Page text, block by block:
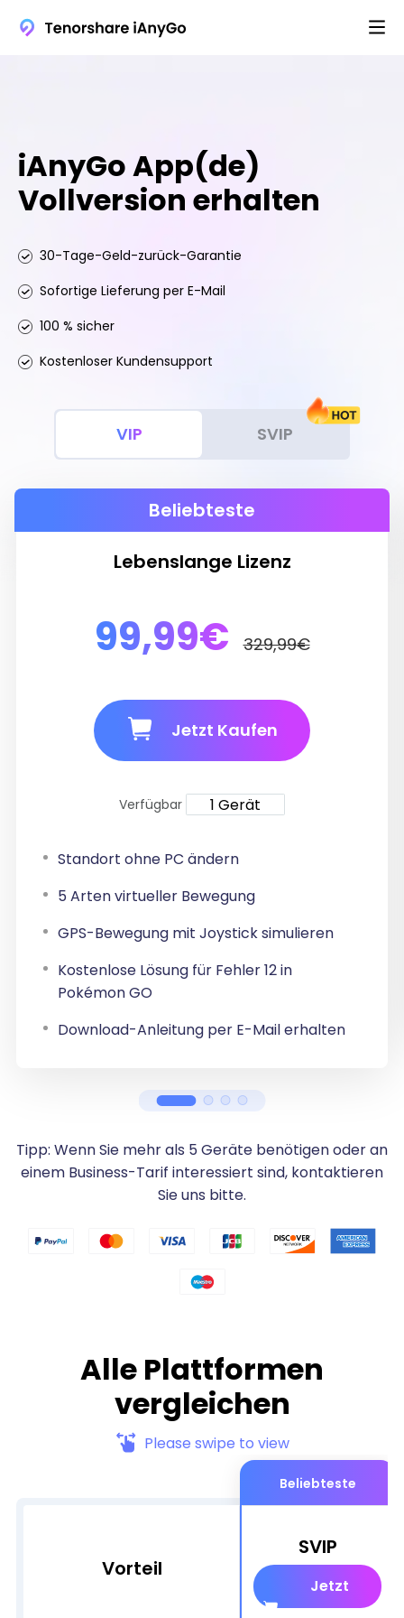
iAnyGo App(de)
Vollversion erhalten
30-Tage-Geld-zurück-Garantie
Sofortige Lieferung per E-Mail
100 % sicher
Kostenloser Kundensupport
VIP SVIP
Beliebteste
Lebenslange Lizenz
99,99€ 329,99€
Jetzt Kaufen
Verfügbar 1 Gerät
Standort ohne PC ändern
5 Arten virtueller Bewegung
GPS-Bewegung mit Joystick simulieren
Kostenlose Lösung für Fehler 12 in
Pokémon GO
Download-Anleitung per E-Mail erhalten
Tipp: Wenn Sie mehr als 5 Geräte benötigen oder an
einem Business-Tarif interessiert sind, kontaktieren
Sie uns bitte.
Alle Plattformen
vergleichen
Please swipe to view
Vorteil
Beliebteste
SVIP
Jetzt